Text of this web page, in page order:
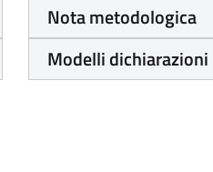
Nota metodologica
Modelli dichiarazioni